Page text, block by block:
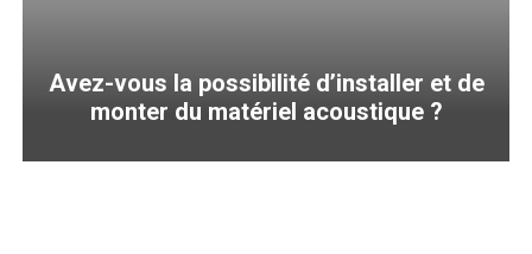
Avez-vous la possibilité d’installer et de
monter du matériel acoustique ?